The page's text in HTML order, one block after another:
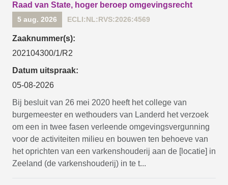
Raad van State, hoger beroep omgevingsrecht
5 aug. 2026 ECLI:NL:RVS:2026:4569
Zaaknummer(s):
202104300/1/R2
Datum uitspraak:
05-08-2026
Bij besluit van 26 mei 2020 heeft het college van
burgemeester en wethouders van Landerd het verzoek
om een in twee fasen verleende omgevingsvergunning
voor de activiteiten milieu en bouwen ten behoeve van
het oprichten van een varkenshouderij aan de [locatie] in
Zeeland (de varkenshouderij) in te t...